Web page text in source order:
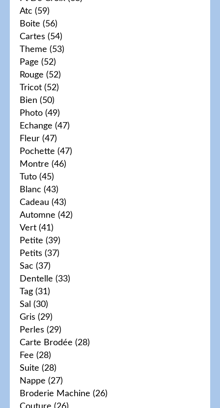
Atc (59)
Boite (56)
Cartes (54)
Theme (53)
Page (52)
Rouge (52)
Tricot (52)
Bien (50)
Photo (49)
Echange (47)
Fleur (47)
Pochette (47)
Montre (46)
Tuto (45)
Blanc (43)
Cadeau (43)
Automne (42)
Vert (41)
Petite (39)
Petits (37)
Sac (37)
Dentelle (33)
Tag (31)
Sal (30)
Gris (29)
Perles (29)
Carte Brodée (28)
Fee (28)
Suite (28)
Nappe (27)
Broderie Machine (26)